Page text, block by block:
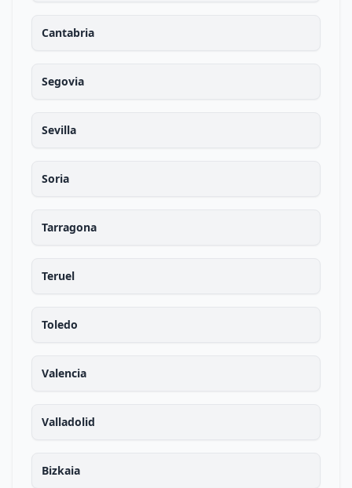
Cantabria
Segovia
Sevilla
Soria
Tarragona
Teruel
Toledo
Valencia
Valladolid
Bizkaia